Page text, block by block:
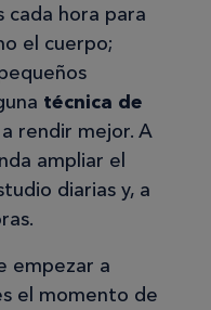
cada hora para
el cuerpo;
técnica de
rendir mejor. A
ampliar el
diarias y, a
empezar a
el momento de